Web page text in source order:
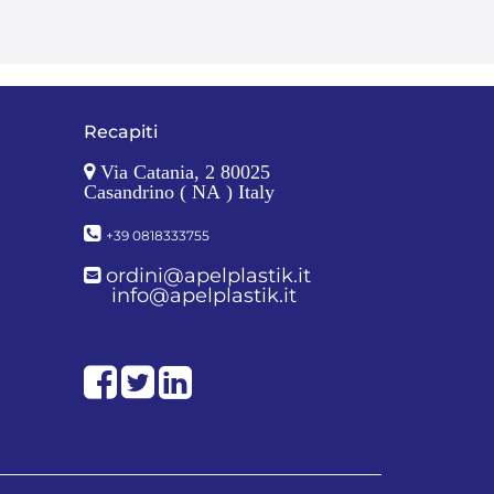
Recapiti
Via Catania, 2 80025
Casandrino ( NA ) Italy
+39 0818333755
ordini@apelplastik.it
info@apelplastik.it
Facebook
TwitterLinkedIn